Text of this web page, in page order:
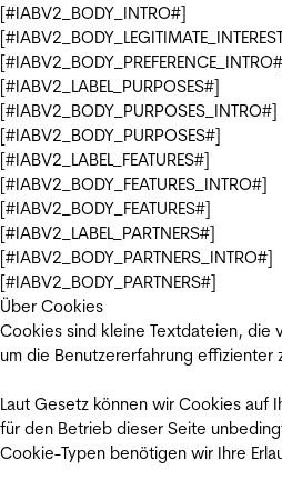
[#IABV2_BODY_INTRO#]
[#IABV2_LABEL_PURPOSES#]
[#IABV2_BODY_PURPOSES_INTRO#]
[#IABV2_BODY_PURPOSES#]
[#IABV2_LABEL_FEATURES#]
[#IABV2_BODY_FEATURES_INTRO#]
[#IABV2_BODY_FEATURES#]
[#IABV2_LABEL_PARTNERS#]
[#IABV2_BODY_PARTNERS_INTRO#]
[#IABV2_BODY_PARTNERS#]
Über Cookies
Cookies sind kleine Textdateien,
um die Benutzererfahrung effizienter
Laut Gesetz können wir Cookies auf
für den Betrieb dieser Seite
Cookie-Typen benötigen wir Ihre